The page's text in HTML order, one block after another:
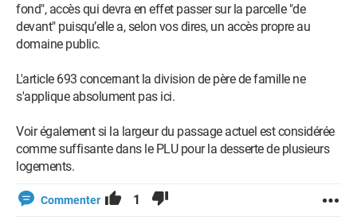
fond", accès qui devra en effet passer sur la parcelle "de
devant" puisqu’elle a, selon vos dires, un accès propre au
domaine public.
L'article 693 concernant la division de père de famille ne
s'applique absolument pas ici.
Voir également si la largeur du passage actuel est considérée
comme suffisante dans le PLU pour la desserte de plusieurs
logements.
Commenter 1